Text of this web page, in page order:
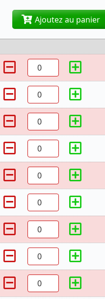
Ajoutez au panier